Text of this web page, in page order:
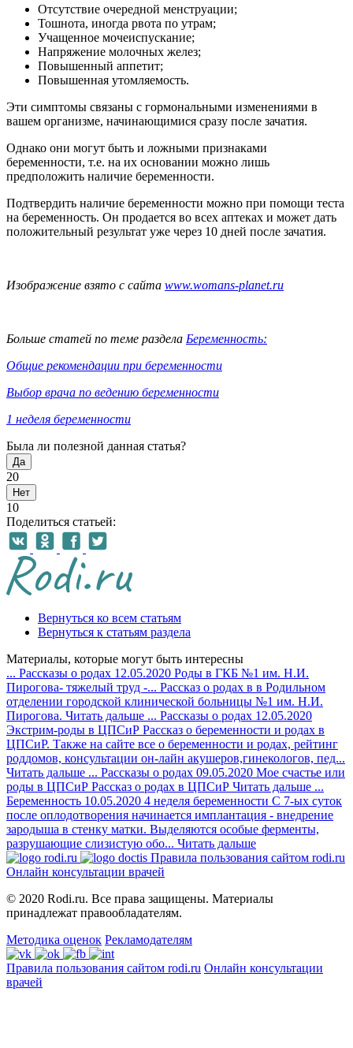
Отсутствие очередной менструации;
Тошнота, иногда рвота по утрам;
Учащенное мочеиспускание;
Напряжение молочных желез;
Повышенный аппетит;
Повышенная утомляемость.
Эти симптомы связаны с гормональными изменениями в
вашем организме, начинающимися сразу после зачатия.
Однако они могут быть и ложными признаками
беременности, т.е. на их основании можно лишь
предположить наличие беременности.
Подтвердить наличие беременности можно при помощи теста
на беременность. Он продается во всех аптеках и может дать
положительный результат уже через 10 дней после зачатия.
Изображение взято с сайта www.womans-planet.ru
Больше статей по теме раздела Беременность:
Общие рекомендации при беременности
Выбор врача по ведению беременности
1 неделя беременности
Была ли полезной данная статья?
Да
20
Нет
10
Поделиться статьей:
Вернуться ко всем статьям
Вернуться к статьям раздела
Материалы, которые могут быть интересны
... Рассказы о родах 12.05.2020 Роды в ГКБ №1 им. Н.И.
Пирогова- тяжелый труд -... Рассказ о родах в в Родильном
отделении городской клинической больницы №1 им. Н.И.
Пирогова. Читать дальше ... Рассказы о родах 12.05.2020
Экстрим-роды в ЦПСиР Рассказ о беременности и родах в
ЦПСиР. Также на сайте все о беременности и родах, рейтинг
роддомов, консультации он-лайн акушеров,гинекологов, пед...
Читать дальше ... Рассказы о родах 09.05.2020 Мое счастье или
роды в ЦПСиР Рассказ о родах в ЦПСиР Читать дальше ...
Беременность 10.05.2020 4 неделя беременности С 7-ых суток
после оплодотворения начинается имплантация - внедрение
зародыша в стенку матки. Выделяются особые ферменты,
разрушающие слизистую обо... Читать дальше
Правила пользования сайтом rodi.ru
Онлайн консультации врачей
© 2020 Rodi.ru. Все права защищены. Материалы
принадлежат правообладателям.
Методика оценок Рекламодателям
Правила пользования сайтом rodi.ru Онлайн консультации
врачей